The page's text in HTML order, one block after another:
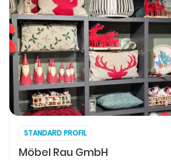
STANDARD PROFIL
Möbel Rau GmbH